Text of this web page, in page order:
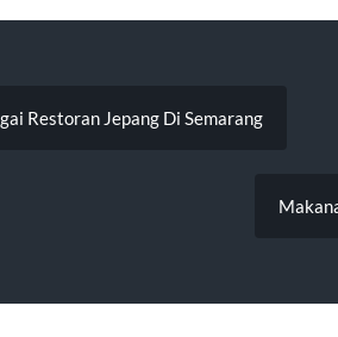
Restoran Jepang Di Semarang